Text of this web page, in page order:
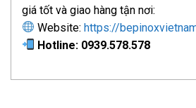
giá tốt và giao hàng tận nơi:
Website:https://
Hotline: 0939.578.578